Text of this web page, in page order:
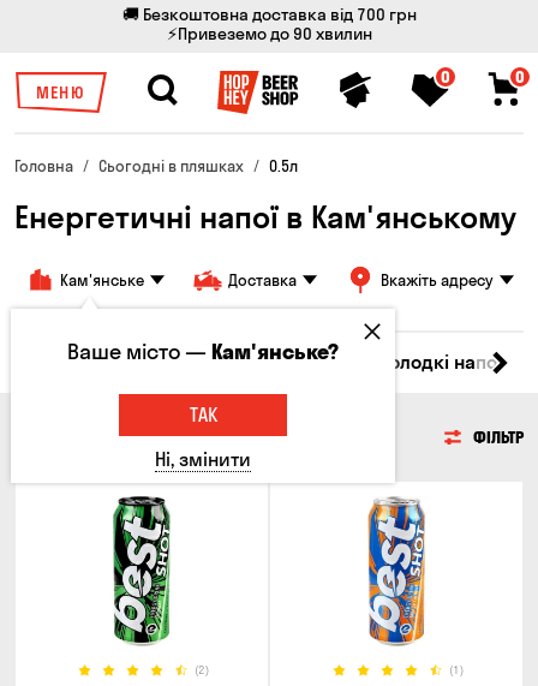
🚚 Безкоштовна доставка від 700 грн
⚡Привеземо до 90 хвилин
МЕНЮ
0 0
Головна Сьогодні в пляшках 0.5л
Енергетичні напої в Кам'янському
Кам'янське Доставка Вкажіть адресу
Ром Вода Енергетичні напої Солодкі напої
ЕНЕРГЕТИЧНІ НАПОЇ ФІЛЬТР
(2) (1)
Ваше місто —Кам'янське?
ТАК
Ні, змінити